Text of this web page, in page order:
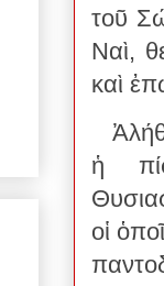
τοῦ
Ναὶ,
καὶ
ἡ
οἱ